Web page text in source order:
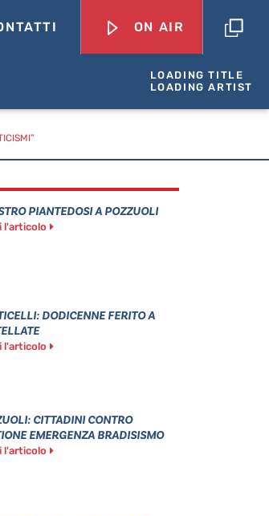
ON AIR
LOADING TITLE
LOADING ARTIST
PIANTEDOSI A POZZUOLI
l'articolo
DODICENNE FERITO A
l'articolo
CITTADINI CONTRO
EMERGENZA BRADISISMO
l'articolo